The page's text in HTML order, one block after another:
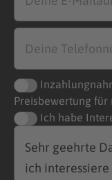
Preisbewertung
Ich habe